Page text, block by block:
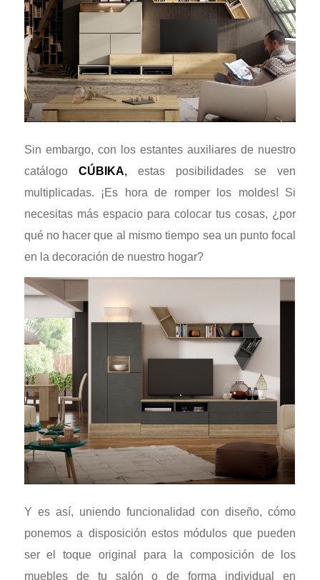
Sin embargo, con los estantes auxiliares de nuestro
catálogoCÚBIKA, estas posibilidades se ven
multiplicadas. ¡Es hora de romper los moldes! Si
necesitas más espacio para colocar tus cosas, ¿por
qué no hacer que al mismo tiempo sea un punto focal
en la decoración de nuestro hogar?
Y es así, uniendo funcionalidad con diseño, cómo
ponemos a disposición estos módulos que pueden
ser el toque original para la composición de los
muebles de tu salón o de forma individual en